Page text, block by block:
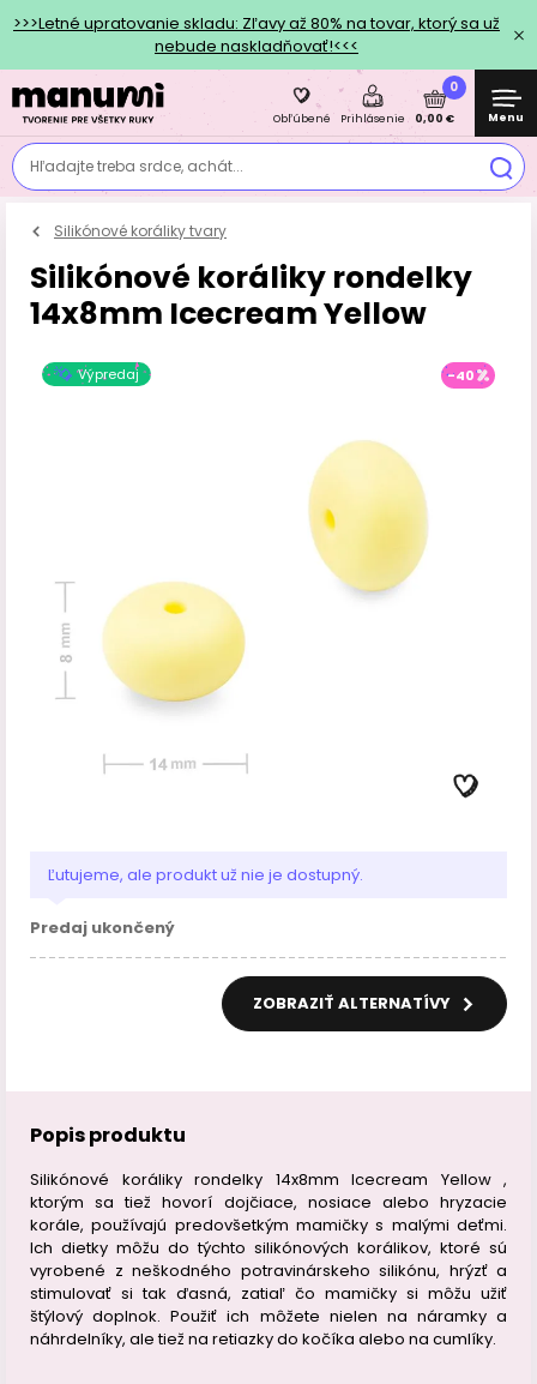
>>>Letné upratovanie skladu: Zľavy až 80% na tovar, ktorý sa už
nebude naskladňovať!<<<
Hľadajte treba srdce, achát...
Obľúbené Prihlásenie
0
0,00 € Menu
Silikónové koráliky tvary
Silikónové koráliky rondelky
14x8mm Icecream Yellow
Výpredaj -40
Ľutujeme, ale produkt už nie je dostupný.
Predaj ukončený
ZOBRAZIŤ ALTERNATÍVY
Popis produktu
Silikónové koráliky rondelky 14x8mm Icecream Yellow ,
ktorým sa tiež hovorí dojčiace, nosiace alebo hryzacie
korále, používajú predovšetkým mamičky s malými deťmi.
Ich dietky môžu do týchto silikónových korálikov, ktoré sú
vyrobené z neškodného potravinárskeho silikónu, hrýzť a
stimulovať si tak ďasná, zatiaľ čo mamičky si môžu užiť
štýlový doplnok. Použiť ich môžete nielen na náramky a
náhrdelníky, ale tiež na retiazky do kočíka alebo na cumlíky.